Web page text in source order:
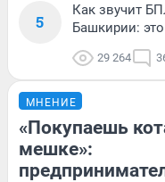
5
Как звучит
Башкирии:
29 264
МНЕНИЕ
«Покупаешь
мешке»: